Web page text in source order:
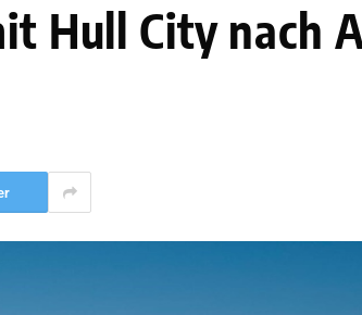
Hull City nach